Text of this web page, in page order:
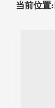
当前位置: